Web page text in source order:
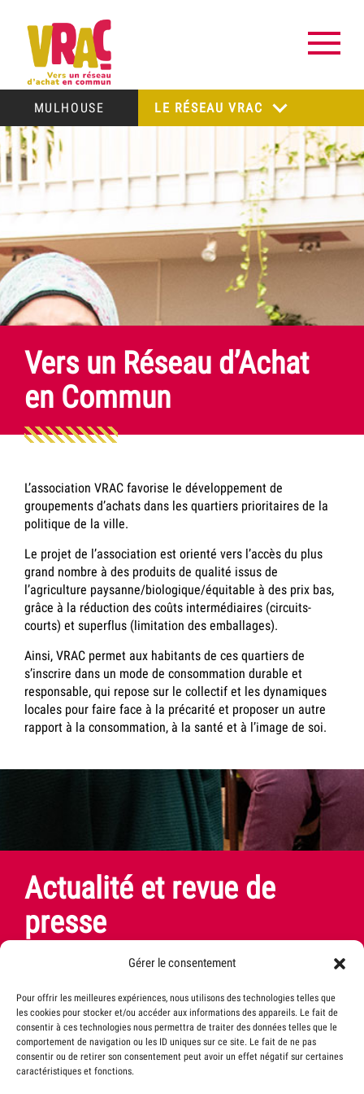
Gérer le consentement
Pour offrir les meilleures expériences, nous utilisons des technologies telles que
les cookies pour stocker et/ou accéder aux informations des appareils. Le fait de
consentir à ces technologies nous permettra de traiter des données telles que le
comportement de navigation ou les ID uniques sur ce site. Le fait de ne pas
consentir ou de retirer son consentement peut avoir un effet négatif sur certaines
caractéristiques et fonctions.
MULHOUSE LE RÉSEAU VRAC
Vers un Réseau d’Achat
en Commun
L’association VRAC favorise le développement de
groupements d’achats dans les quartiers prioritaires de la
politique de la ville.
Le projet de l’association est orienté vers l’accès du plus
grand nombre à des produits de qualité issus de
l’agriculture paysanne/biologique/équitable à des prix bas,
grâce à la réduction des coûts intermédiaires (circuits-
courts) et superflus (limitation des emballages).
Ainsi, VRAC permet aux habitants de ces quartiers de
s’inscrire dans un mode de consommation durable et
responsable, qui repose sur le collectif et les dynamiques
locales pour faire face à la précarité et proposer un autre
rapport à la consommation, à la santé et à l’image de soi.
Actualité et revue de
presse
VRAC Mulhouse recherche un.e co-coordinateur.ice à
temps plein
Publié le 6 mars 2026